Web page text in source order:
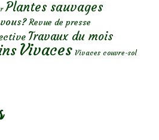
Plantes sauvages
Revue de presse
Travaux du mois
Vivaces Vivaces couvre-sol